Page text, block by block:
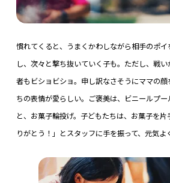
慣れてくると、うまくかわしながら相手のポ
し、次々と撃ち抜いていく子も。ただし、戦
者もビショビショ。申し訳なさそうにママの
ちの表情が愛らしい。ご褒美は、ビニールプ
と、お菓子輪投げ。子どもたちは、お菓子を
りがとう！」とスタッフに手を振って、元気よ